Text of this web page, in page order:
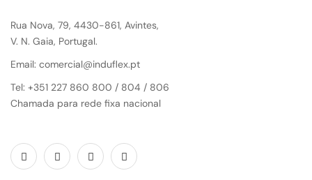
Rua Nova, 79, 4430-861, Avintes,
V. N. Gaia, Portugal.
Email: comercial@induflex.pt
Tel: +351 227 860 800 / 804 / 806
Chamada para rede fixa nacional